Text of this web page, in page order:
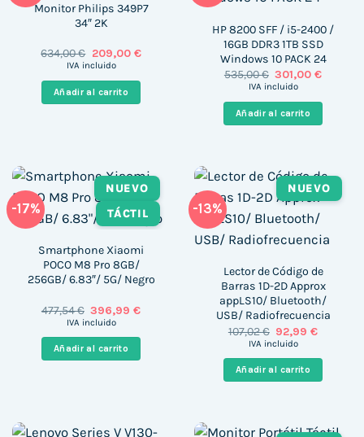
Monitor Philips 349P7
34″ 2K
634,00€ El
precio
era:
634,00 €.
209,00 €El
es:
IVA incluido
Añadir al carrito
HP 8200 SFF / i5-2400 /
16GB DDR3 1TB SSD
Windows 10 PACK 24
535,00€ El
precio
era:
535,00 €.
301,00€El
es:
IVA incluido
Añadir al carrito
-17%
NUEVO
TÁCTIL
Smartphone Xiaomi
POCO M8 Pro 8GB/
256GB/ 6.83″/ 5G/ Negro
477,54€ El
precio
era:
477,54 €.
396,99€El
es:
396,99 €.
IVA incluido
Añadir al carrito
-13%
NUEVO
Lector de Código de
Barras 1D-2D Approx
appLS10/ Bluetooth/
USB/ Radiofrecuencia
107,02€ El
precio
era:
107,02 €.
92,99€El
es:
92,99 €.
IVA incluido
Añadir al carrito